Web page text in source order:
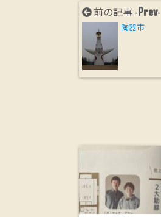
前の記事 -Prev-
陶器市